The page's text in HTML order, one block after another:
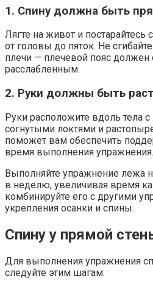
1. Спину должна быть
Лягте на живот и
от головы до пяток. Не
плечи — плечевой пояс должен
расслабленным.
2. Руки должны быть
Руки расположите вдоль тела
согнутыми локтями и
поможет вам обеспечить
время выполнения упражнения.
Выполняйте упражнение лежа
в неделю, увеличивая время
комбинируйте его с другими
укрепления осанки и спины.
Спину у прямой
Для выполнения упражнения
следуйте этим шагам: